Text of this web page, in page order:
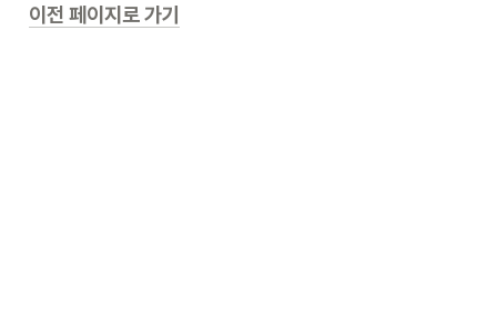
이전 페이지로 가기